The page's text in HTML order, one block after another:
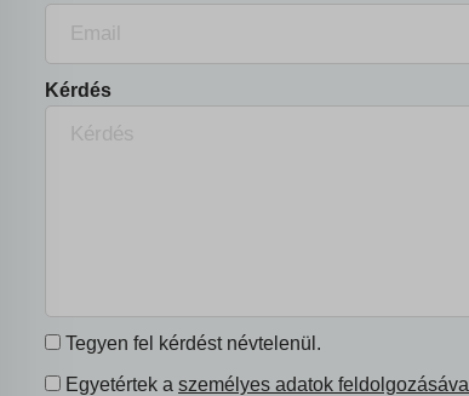
Kérdés
Tegyen fel kérdést névtelenül.
Egyetértek a személyes adatok feldolgozásával